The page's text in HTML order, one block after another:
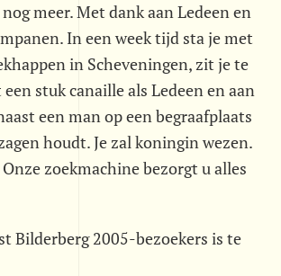
meer. Met dank aan Ledeen en
In een week tijd sta je met
in Scheveningen, zit je te
stuk canaille als Ledeen en aan
een man op een begraafplaats
houdt. Je zal koningin wezen.
zoekmachine bezorgt u alles
Bilderberg 2005-bezoekers is te